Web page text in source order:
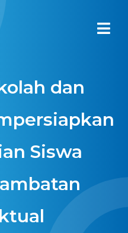
dan
Siswa